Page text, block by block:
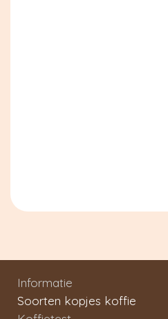
Informatie
Soorten kopjes koffie